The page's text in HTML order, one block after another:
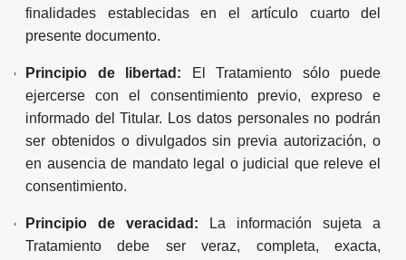
finalidades establecidas en el artículo cuarto del
presente documento.
Principio de libertad: El Tratamiento sólo puede
ejercerse con el consentimiento previo, expreso e
informado del Titular. Los datos personales no podrán
ser obtenidos o divulgados sin previa autorización, o
en ausencia de mandato legal o judicial que releve el
consentimiento.
Principio de veracidad: La información sujeta a
Tratamiento debe ser veraz, completa, exacta,